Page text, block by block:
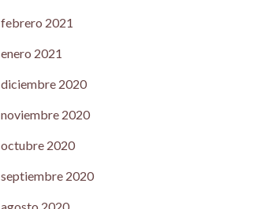
febrero 2021
enero 2021
diciembre 2020
noviembre 2020
octubre 2020
septiembre 2020